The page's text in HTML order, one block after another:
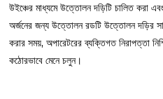
উইঞ্চের মাধ্যমে উত্তোলন দড়িটি চালিত করা
অর্জনের জন্য উত্তোলন রডটি উত্তোলন দড়ির
করার সময়, অপারেটরের ব্যক্তিগত নিরাপত্তা
কঠোরভাবে মেনে চলুন।